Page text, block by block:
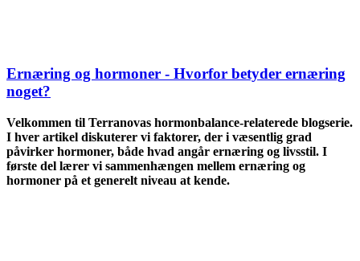
Ernæring og hormoner - Hvorfor betyder ernæring
noget?
Velkommen til Terranovas hormonbalance-relaterede blogserie.
I hver artikel diskuterer vi faktorer, der i væsentlig grad
påvirker hormoner, både hvad angår ernæring og livsstil. I
første del lærer vi sammenhængen mellem ernæring og
hormoner på et generelt niveau at kende.